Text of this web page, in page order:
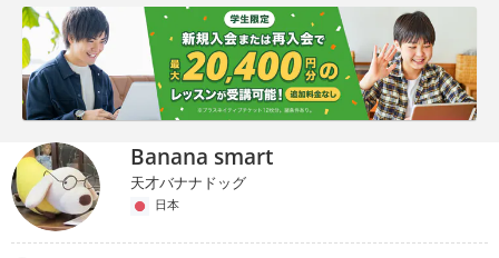
Banana smart
天才バナナドッグ
日本